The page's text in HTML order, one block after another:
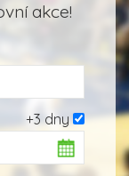
akce!
+3 dny